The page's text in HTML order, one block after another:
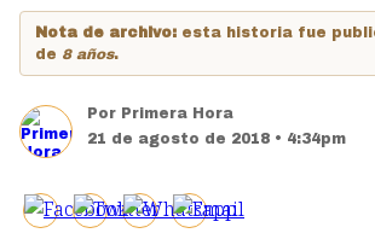
Nota de archivo: esta historia fue
de 8 años.
Por Primera Hora
21 de agosto de 2018 • 4:34pm